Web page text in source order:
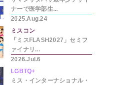
ナーで医学部生...
2025.Aug.24
ミスコン
「ミスFLASH2027」セミフ
ァイナリ...
2026.Jul.6
LGBTQ+
ミス・インターナショナル・